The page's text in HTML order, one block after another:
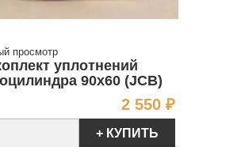
просмотр
уплотнений
90х60 (JCB)
2 550 ₽Цена
+ КУПИТЬ